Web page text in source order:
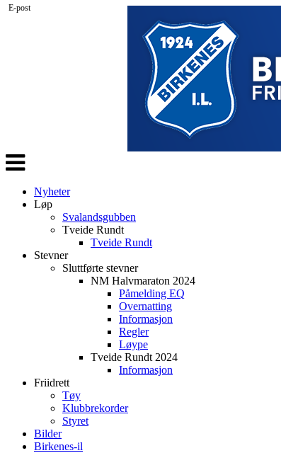
Veksle
navigasjon
Nyheter
Løp
Svalandsgubben
Tveide Rundt
Tveide Rundt
Stevner
Sluttførte stevner
NM Halvmaraton 2024
Påmelding EQ
Overnatting
Informasjon
Regler
Løype
Tveide Rundt 2024
Informasjon
Friidrett
Tøy
Klubbrekorder
Styret
Bilder
Birkenes-il
E-post